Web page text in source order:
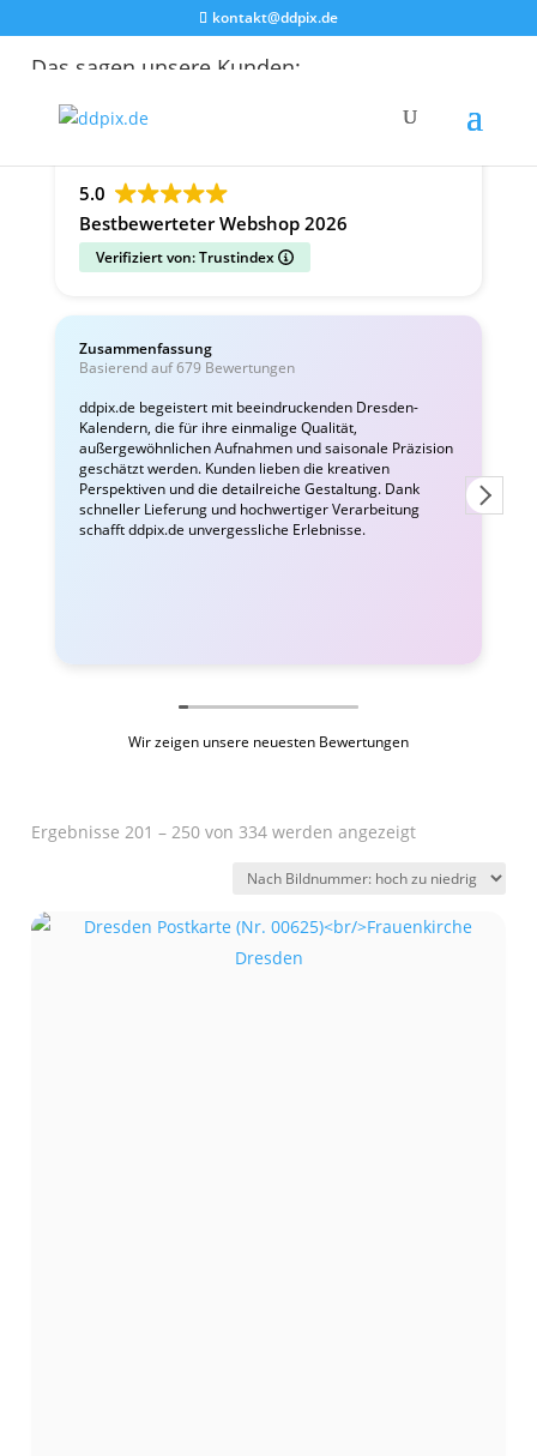
kontakt@ddpix.de
Das sagen unsere Kunden:
Alle Bewertungen Facebook
5.0
Bestbewerteter Webshop 2026
Verifiziert von: Trustindex
Zusammenfassung
Basierend auf 679 Bewertungen
ddpix.de begeistert mit beeindruckenden Dresden-
Kalendern, die für ihre einmalige Qualität,
außergewöhnlichen Aufnahmen und saisonale Präzision
geschätzt werden. Kunden lieben die kreativen
Perspektiven und die detailreiche Gestaltung. Dank
schneller Lieferung und hochwertiger Verarbeitung
schafft ddpix.de unvergessliche Erlebnisse.
Wir zeigen unsere neuesten Bewertungen
Ergebnisse 201 – 250 von 334 werden angezeigt